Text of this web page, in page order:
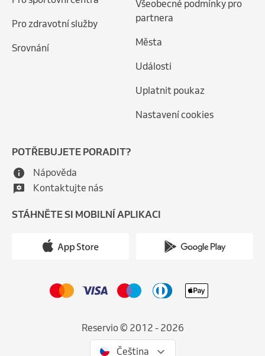
Pro zdravotní služby
Srovnání
Všeobecné podmínky pro
partnera
Města
Události
Uplatnit poukaz
Nastavení cookies
POTŘEBUJETE PORADIT?
Nápověda
Kontaktujte nás
STÁHNĚTE SI MOBILNÍ APLIKACI
Reservio © 2012 - 2026
Čeština